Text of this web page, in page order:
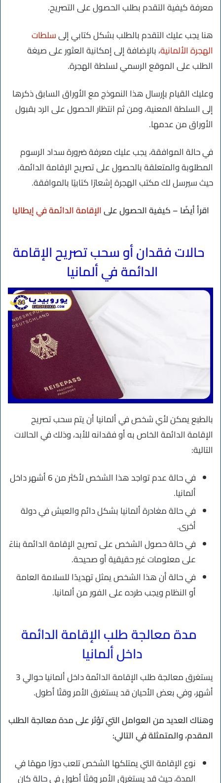
معرفة كيفية التقدم بطلب الحصول على التصريح.
هنا يجب عليك التقدم بالطلب بشكل كتابي إلىسلطات
الهجرة الألمانية، بالإضافة إلى إمكانية العثور على صيغة
الطلب على الموقع الرسمي لسلطة الهجرة.
وعليك القيام بإرسال هذا النموذج مع الأوراق السابق ذكرها
إلى السلطة المعنية، ومن ثم انتظار الحصول على الرد بقبول
الأوراق من عدمها.
في حالة الموافقة، يجب عليك معرفة ضرورة سداد الرسوم
المطلوبة والمتعلقة بالحصول على تصريح الإقامة الدائمة،
حيث سيرسل لك مكتب الهجرة إشعارًا كتابيًا بالموافقة.
اقرأ أيضًا – كيفية الحصول علىالإقامة الدائمة في إيطاليا
حالات فقدان أو سحب تصريح الإقامة
الدائمة في ألمانيا
بالطبع يمكن لأي شخص في ألمانيا أن يتم سحب تصريح
الإقامة الدائمة الخاص به أو فقدانه للأبد، وذلك في الحالات
التالية:
في حالة عدم تواجد هذا الشخص لأكثر من 6 أشهر داخل
ألمانيا.
في حالة مغادرة ألمانيا بشكل دائم والعيش في دولة
أخرى.
في حالة حصول الشخص على تصريح الإقامة الدائمة بناءً
على معلومات غير حقيقية أو صحيحة.
في حالة أن هذا الشخص يمثل تهديدًا للسلامة العامة
أو النظام ويجب طرده على الفور من ألمانيا.
مدة معالجة طلب الإقامة الدائمة
داخل ألمانيا
يستغرق معالجة طلب الإقامة الدائمة داخل ألمانيا حوالي 3
أشهر، وفي بعض الأحيان قد يستغرق الأمر وقتًا أطول.
وهناك العديد من العوامل التي تؤثر على مدة معالجة الطلب
المقدم، والمتمثلة في التالي:
نوع الإقامة التي يمتلكها الشخص تلعب دورًا مهمًا في
المدة، حيث قد يستغرق الأمر وقتًا أطول في حالة كان